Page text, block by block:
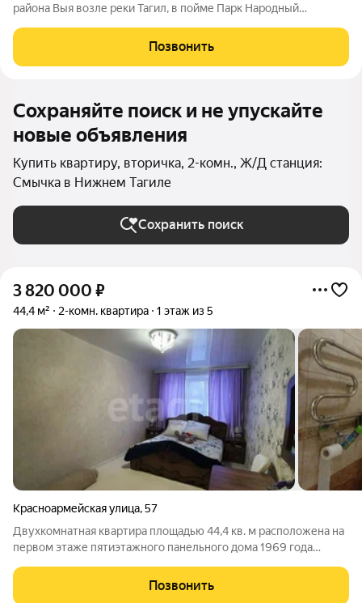
района Выя возле реки Тагил, в пойме Парк Народный
раздельные, лоджия 4.5 м застеклена стеклом и алюминием. В
квартире косметический
Позвонить
Сохраняйте поиск и не упускайте
новые объявления
Купить квартиру, вторичка, 2-комн., Ж/Д станция:
Смычка в Нижнем Тагиле
Сохранить поиск
3 820 000 ₽
44,4 м² 2-комн. квартира 1 этаж из 5
Красноармейская улица,57
Двухкомнатная квартира площадью 44,4 кв. м расположена на
первом этаже пятиэтажного панельного дома 1969 года
центральной части города, что обеспечивает отличную
транспортную доступность и
Позвонить